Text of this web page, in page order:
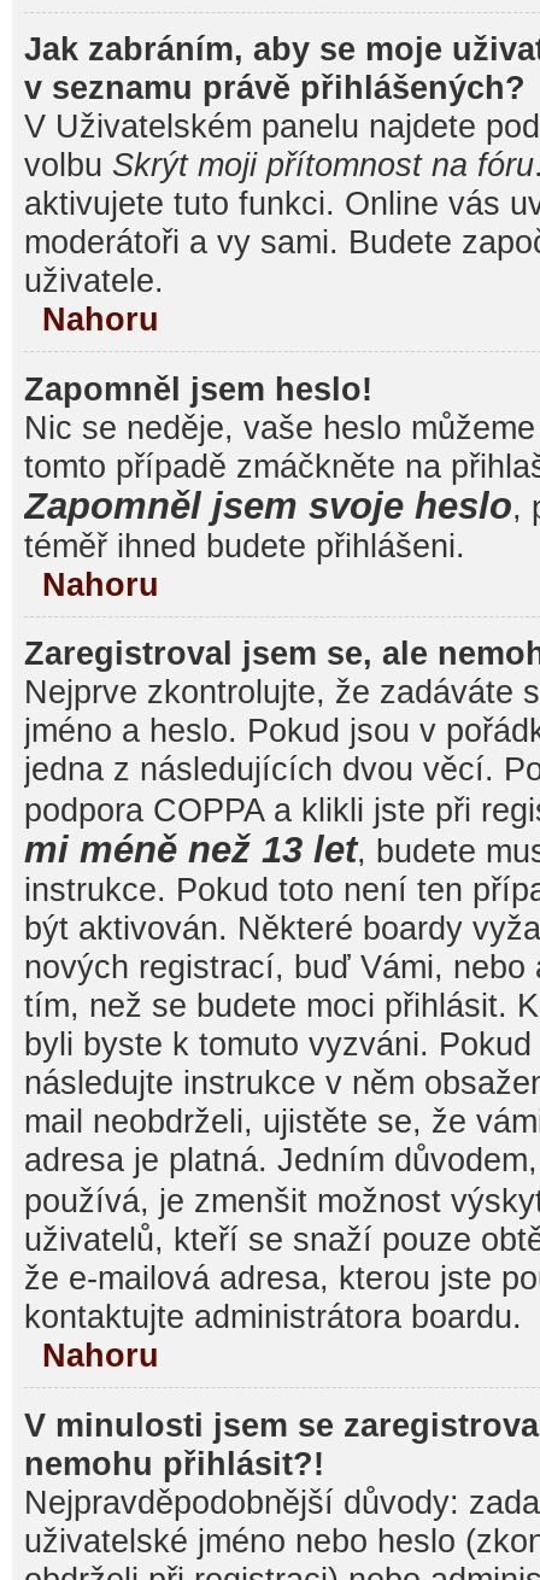
Jak zabráním, aby se moje
v seznamu právě přihlášených?
V Uživatelském panelu najdete
volbu Skrýt moji přítomnost na fóru
aktivujete tuto funkci. Online vás
moderátoři a vy sami. Budete
uživatele.
Nahoru
Zapomněl jsem heslo!
Nic se neděje, vaše heslo
tomto případě zmáčkněte na
Zapomněl jsem svoje heslo,
téměř ihned budete přihlášeni.
Nahoru
Zaregistroval jsem se, ale
Nejprve zkontrolujte, že zadáváte
jméno a heslo. Pokud jsou v
jedna z následujících dvou věcí.
podpora COPPA a klikli jste při
mi méně než 13 let, budete
instrukce. Pokud toto není ten
být aktivován. Některé boardy
nových registrací, buď Vámi, nebo
tím, než se budete moci přihlásit.
byli byste k tomuto vyzváni.
následujte instrukce v něm
mail neobdrželi, ujistěte se, že
adresa je platná. Jedním
používá, je zmenšit možnost
uživatelů, kteří se snaží pouze
že e-mailová adresa, kterou jste
kontaktujte administrátora boardu.
Nahoru
V minulosti jsem se
nemohu přihlásit?!
Nejpravděpodobnější důvody:
uživatelské jméno nebo heslo